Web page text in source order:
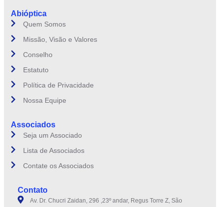
Abióptica
Quem Somos
Missão, Visão e Valores
Conselho
Estatuto
Política de Privacidade
Nossa Equipe
Associados
Seja um Associado
Lista de Associados
Contate os Associados
Contato
Av. Dr. Chucri Zaidan, 296 ,23º andar, Regus Torre Z, São